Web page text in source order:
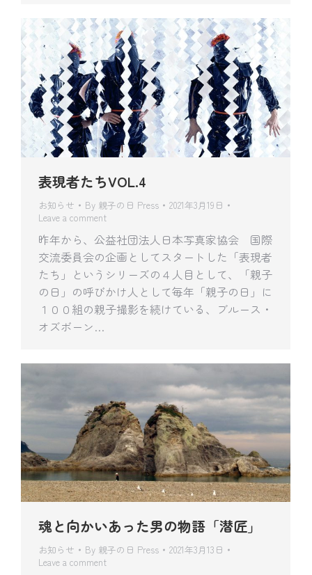
表現者たちVOL.4
お知らせ By 親子の日 Press
2021年3月19日
Leave a comment
昨年から、公益社団法人日本写真家協会 国際
交流委員会の企画としてスタートした「表現者
たち」というシリーズの４人目として、「親子
の日」の呼びかけ人として毎年「親子の日」に
１００組の親子撮影を続けている、ブルース・
オズボーン…
魂と向かいあった男の物語「潜匠」
お知らせ By 親子の日 Press
2021年3月13日
Leave a comment